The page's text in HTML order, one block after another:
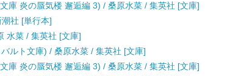
庫 炎の蜃気楼 邂逅編 3) / 桑原水菜 / 集英社 [文庫]
社 [単行本]
水菜 / 集英社 [文庫]
ルト文庫) / 桑原水菜 / 集英社 [文庫]
庫 炎の蜃気楼 邂逅編 3) / 桑原水菜 / 集英社 [文庫]